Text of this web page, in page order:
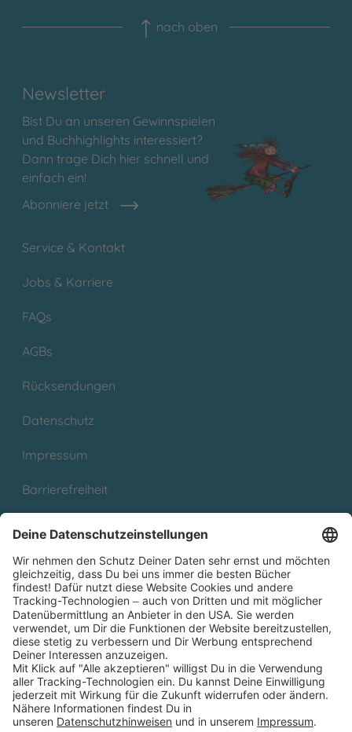
nach oben
Newsletter
Bist Du an unseren Gewinnspielen
und Buchhighlights interessiert?
Dann trage Dich hier schnell und
einfach ein!
Abonniere jetzt
Service & Kontakt
Jobs & Karriere
FAQs
AGBs
Rücksendungen
Datenschutz
Impressum
Barrierefreiheit
Partnerprogramm (Affiliate)
Folge uns auf
* Versandkostenfrei ab 9,00 € Bestellwert innerhalb
Deutschlands